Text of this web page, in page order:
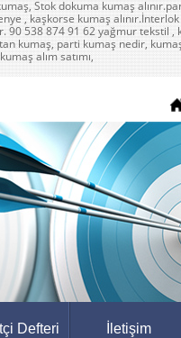
Stok dokuma kumaş
, kaşkorse kumaş
90 538 874 91 62 yağmur tekstil
kumaş, parti kumaş nedir,
alım satımı,
Defteri İletişim